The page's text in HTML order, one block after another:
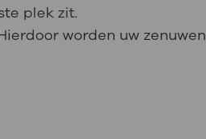
plek zit.
worden uw zenuwen